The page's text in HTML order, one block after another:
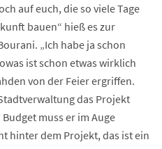
auf euch, die so viele Tage
bauen“ hieß es zur
„Ich habe ja schon
ist schon etwas wirklich
von der Feier ergriffen.
das Projekt
muss er im Auge
hinter dem Projekt, das ist ein